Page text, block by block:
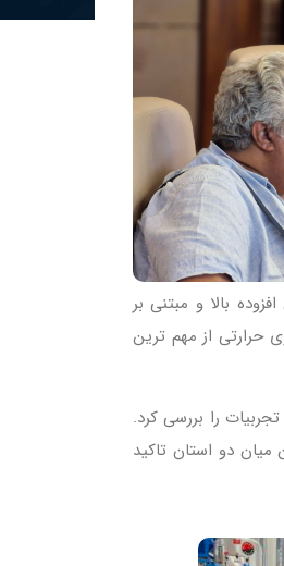
بالا و مبتنی بر
حرارتی از مهم ترین
را بررسی کرد.
دو استان تاکید